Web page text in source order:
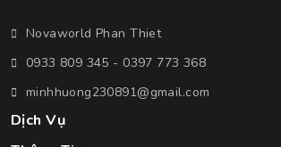
Novaworld Phan Thiet
0933 809 345 - 0397 773 368
minhhuong230891@gmail.com
Dịch Vụ